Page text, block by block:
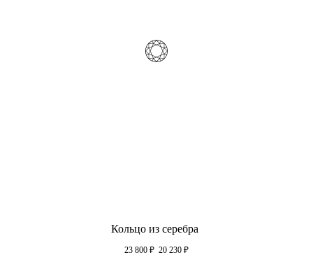
Кольцо из серебра
23 800 ₽ 20 230 ₽